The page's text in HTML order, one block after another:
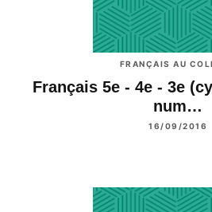
FRANÇAIS AU
Français 5e - 4e - 3e
num…
16/09/2016